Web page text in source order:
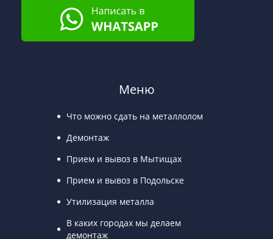
Меню
Что можно сдать на металлолом
Демонтаж
Прием и вывоз в Мытищах
Прием и вывоз в Подольске
Утилизация металла
В каких городах мы делаем
демонтаж